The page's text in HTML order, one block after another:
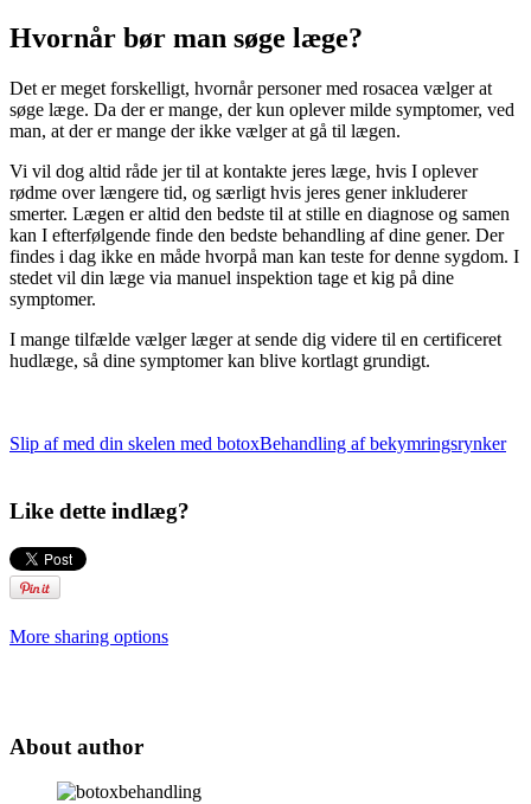
Hvornår bør man søge læge?
Det er meget forskelligt, hvornår personer med rosacea vælger at
søge læge. Da der er mange, der kun oplever milde symptomer, ved
man, at der er mange der ikke vælger at gå til lægen.
Vi vil dog altid råde jer til at kontakte jeres læge, hvis I oplever
rødme over længere tid, og særligt hvis jeres gener inkluderer
smerter. Lægen er altid den bedste til at stille en diagnose og samen
kan I efterfølgende finde den bedste behandling af dine gener. Der
findes i dag ikke en måde hvorpå man kan teste for denne sygdom. I
stedet vil din læge via manuel inspektion tage et kig på dine
symptomer.
I mange tilfælde vælger læger at sende dig videre til en certificeret
hudlæge, så dine symptomer kan blive kortlagt grundigt.
Slip af med din skelen med botoxBehandling af bekymringsrynker
Like dette indlæg?
More sharing options
About author